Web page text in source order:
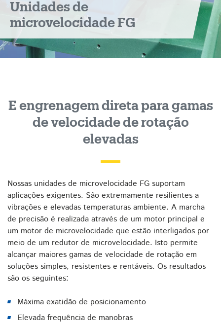
Unidades de
microvelocidade FG
E engrenagem direta para gamas
de velocidade de rotação
elevadas
Nossas unidades de microvelocidade FG suportam
aplicações exigentes. São extremamente resilientes a
vibrações e elevadas temperaturas ambiente. A marcha
de precisão é realizada através de um motor principal e
um motor de microvelocidade que estão interligados por
meio de um redutor de microvelocidade. Isto permite
alcançar maiores gamas de velocidade de rotação em
soluções simples, resistentes e rentáveis. Os resultados
são os seguintes:
Máxima exatidão de posicionamento
Elevada frequência de manobras